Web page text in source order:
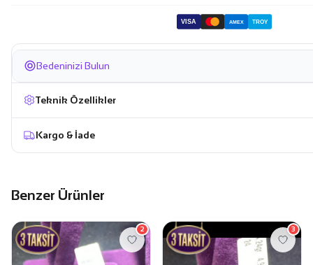
VISA AMEX TROY
Bedeninizi Bulun
Teknik Özellikler
Kargo & İade
Benzer Ürünler
2 3